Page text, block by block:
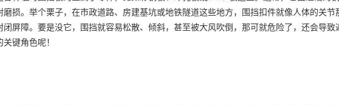
损。举个栗子，在市政道路、房建基坑或地铁隧道这些地方，围挡扣件就像人体的关节
屏障。要是没它，围挡就容易松散、倾斜，甚至被大风吹倒，那可就危险了，还会导致
键角色呢！